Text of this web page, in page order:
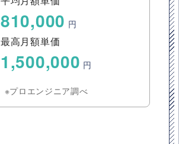
810,000 円
最高月額単価
1,500,000 円
※プロエンジニア調べ